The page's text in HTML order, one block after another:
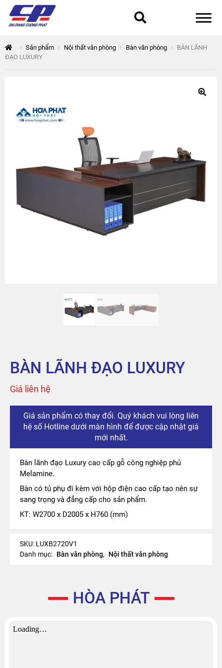
Chính sách bảo mật
Giới thiệu
Hòa Phát
Sản phẩm Nội thất văn phòng Bàn văn phòng
BÀN LÃNH
ĐẠO LUXURY
BÀN LÃNH ĐẠO LUXURY
Giá liên hệ
Giá sản phẩm có thay đổi. Quý khách vui lòng liên
hệ số Hotline dưới màn hình để được cập nhật giá
mới nhất.
Bàn lãnh đạo Luxury cao cấp gỗ công nghiệp phủ
Melamine.
Bàn có tủ phụ đi kèm với hộp điện cao cấp tạo nên sự
sang trọng và đẳng cấp cho sản phẩm.
KT: W2700 x D2005 x H760 (mm)
SKU: LUXB2720V1
Danh mục: Bàn văn phòng, Nội thất văn phòng
HÒA PHÁT